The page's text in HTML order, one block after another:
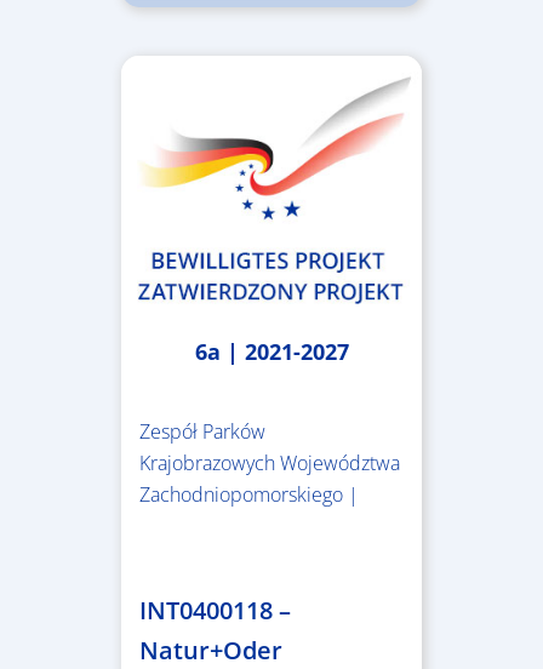
6a | 2021-2027
Zespół Parków
Krajobrazowych Województwa
Zachodniopomorskiego |
INT0400118 –
Natur+Oder